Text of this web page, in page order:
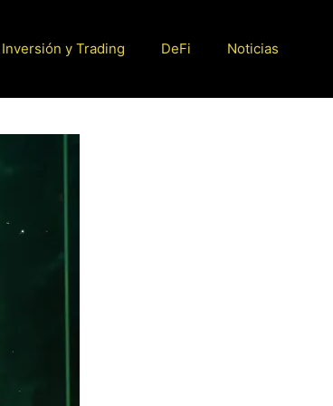
Inversión y Trading DeFi Noticias